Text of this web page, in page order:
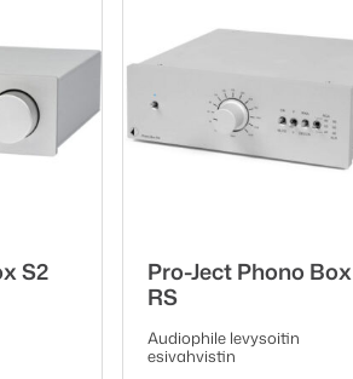
S2
Pro-Ject Phono Box
RS
Audiophile levysoitin
esivahvistin